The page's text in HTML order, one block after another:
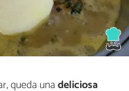
queda unadeliciosa